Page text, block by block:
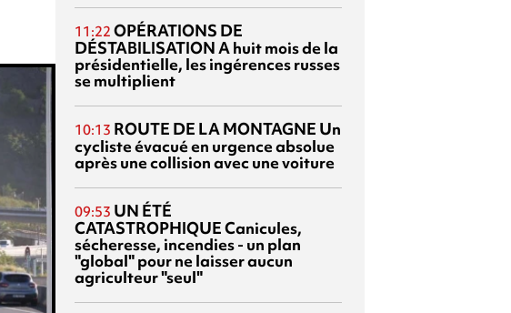
11:22 OPÉRATIONS DE
DÉSTABILISATIONA huit mois de la
présidentielle, les ingérences russes
se multiplient
10:13 ROUTE DE LA MONTAGNE Un
cycliste évacué en urgence absolue
après une collision avec une voiture
09:53 UN ÉTÉ
CATASTROPHIQUECanicules,
sécheresse, incendies - un plan
"global" pour ne laisser aucun
agriculteur "seul"